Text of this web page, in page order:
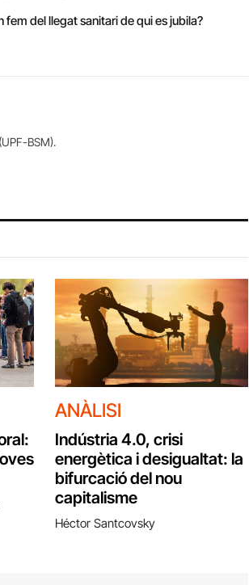
fem del llegat sanitari de qui es jubila?
BSM).
ANÀLISI
Indústria 4.0, crisi
energètica i desigualtat: la
bifurcació del nou
capitalisme
Héctor Santcovsky